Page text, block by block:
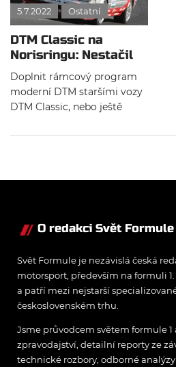
5.7.2022 Ostatní
DTM Classic na
Norisringu: Nestačil
ani „Strietzel“ Stuck
Doplnit rámcový program
moderní DTM staršími vozy
DTM Classic, nebo ještě
DRM, je jedním z výborných
seriál prezentoval zdravým
některých kokpitech se
esa dějin sportu. Hans-
Joachim Stuck našel cestu
zpět do svého DTM Audi z
roku 1992.
O redakci Svět Formule
Svět Formule je nezávislá česká
motorsport, především na formuli 1.
a patří mezi nejstarší
československém trhu.
Jsme průvodcem světem formule
zpravodajství, detailní reporty ze
technické rozbory, odborné